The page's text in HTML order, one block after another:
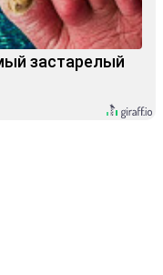
застарелый